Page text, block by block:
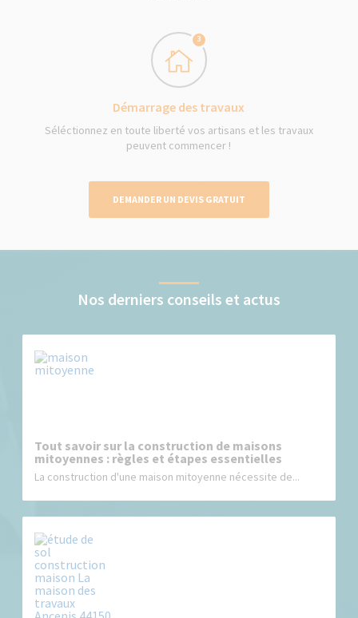
3
Démarrage des travaux
Séléctionnez en toute liberté vos artisans et les travaux
peuvent commencer !
DEMANDER UN DEVIS GRATUIT
Nos derniers conseils et actus
Tout savoir sur la construction de maisons
mitoyennes : règles et étapes essentielles
La construction d'une maison mitoyenne nécessite de...